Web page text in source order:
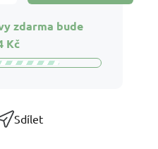
zdarma bude
Kč
Sdílet